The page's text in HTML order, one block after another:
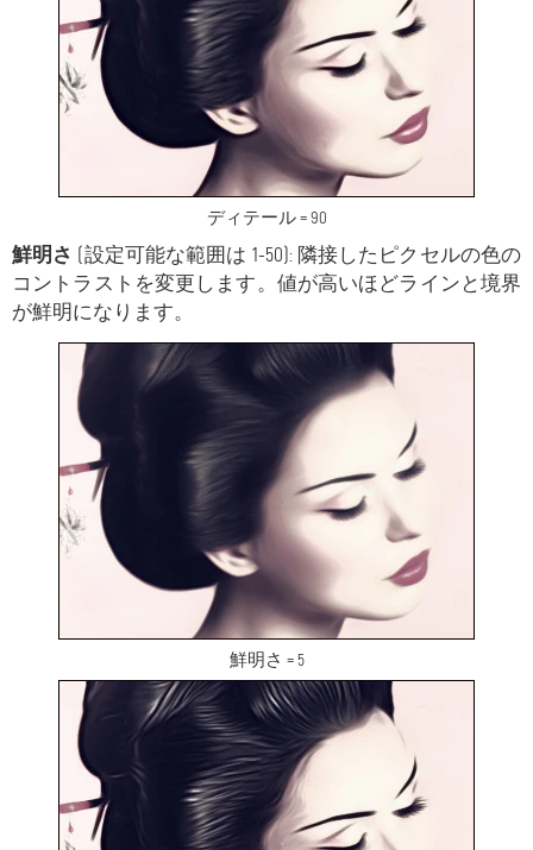
ディテール = 90
鮮明さ (設定可能な範囲は 1-50): 隣接したピクセルの色の
コントラストを変更します。値が高いほどラインと境界
が鮮明になります。
鮮明さ = 5